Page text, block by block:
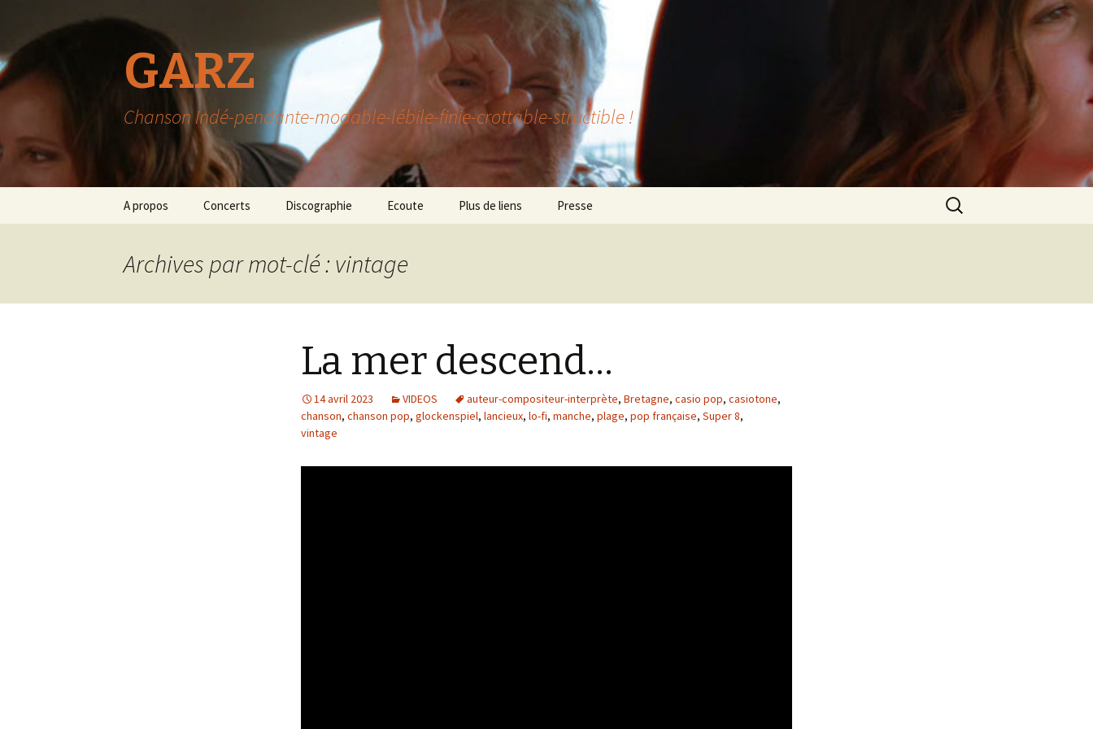
GARZ
Chanson Indé-pendante-modable-lébile-finie-crottable-structible !
A propos Concerts Discographie Ecoute Plus de liens Presse
Rechercher :
Archives par mot-clé : vintage
La mer descend…
14 avril 2023 VIDEOS auteur-compositeur-interprète, Bretagne, casio pop, casiotone,
chanson, chanson pop, glockenspiel, lancieux, lo-fi, manche, plage, pop française, Super 8,
vintage